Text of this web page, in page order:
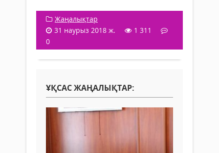
Жаңалықтар
31 наурыз 2018 ж.
1 311
0
ҰҚСАС ЖАҢАЛЫҚТАР: